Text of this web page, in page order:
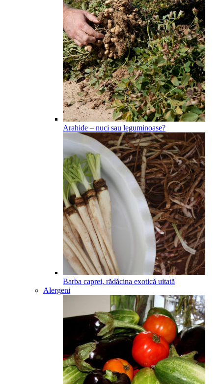
Arahide – nuci sau leguminoase?
Barba caprei, rădăcina exotică uitată
Alergeni